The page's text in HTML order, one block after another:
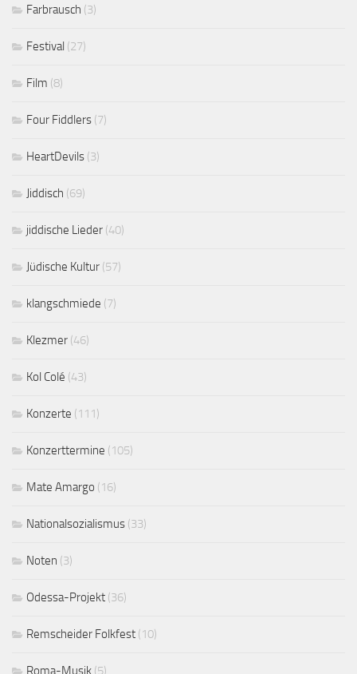
Farbrausch (3)
Festival (27)
Film (8)
Four Fiddlers (7)
HeartDevils (3)
Jiddisch (69)
jiddische Lieder (40)
Jüdische Kultur (57)
klangschmiede (7)
Klezmer (46)
Kol Colé (43)
Konzerte (111)
Konzerttermine (105)
Mate Amargo (16)
Nationalsozialismus (33)
Noten (3)
Odessa-Projekt (36)
Remscheider Folkfest (10)
Roma-Musik (5)